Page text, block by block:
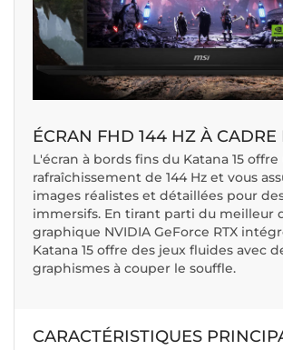
ÉCRAN FHD 144 HZ À CADRE
L'écran à bords fins du Katana 15
rafraîchissement de 144 Hz et vous
images réalistes et détaillées pour
immersifs. En tirant parti du meilleur
graphique NVIDIA GeForce RTX
Katana 15 offre des jeux fluides avec
graphismes à couper le souffle.
CARACTÉRISTIQUES